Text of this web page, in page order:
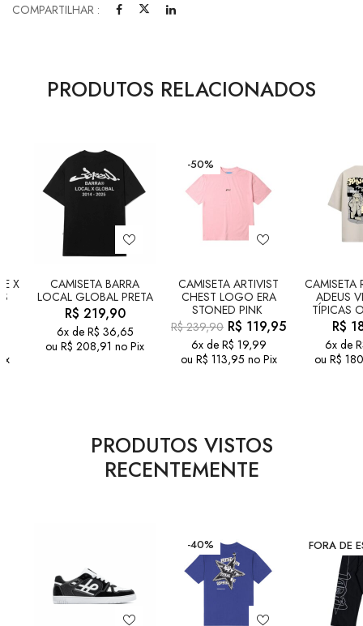
COMPARTILHAR :
PRODUTOS RELACIONADOS
X
CAMISETA BARRA
LOCAL GLOBAL PRETA
R$ 219,90
6x de R$ 36,65
ou R$ 208,91 no Pix
-50%
CAMISETA ARTIVIST
CHEST LOGO ERA
STONED PINK
R$239,90 R$ 119,95
6x de R$ 19,99
ou R$ 113,95 no Pix
CAMISETA
ADEUS
TÍPICAS
R$
6x de
ou R$
PRODUTOS VISTOS
RECENTEMENTE
-40% FORA DE